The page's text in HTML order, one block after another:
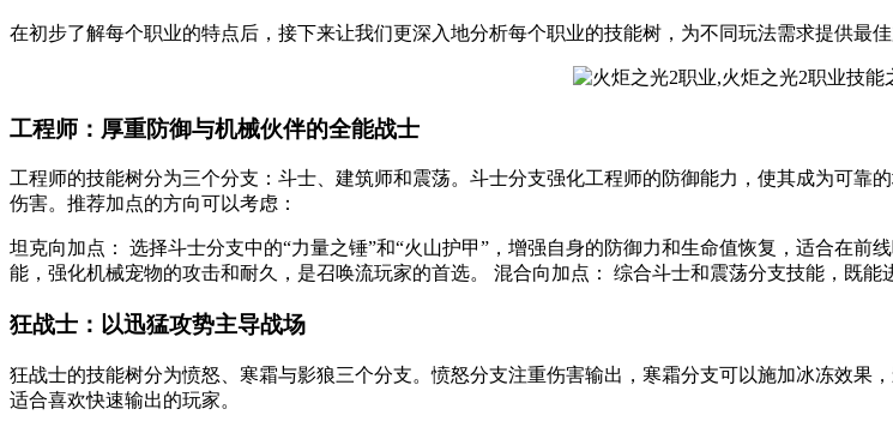
在初步了解每个职业的特点后，接下来让我们更深入地分析每个职业的技能树，为不同玩法需求提供最佳
工程师：厚重防御与机械伙伴的全能战士
工程师的技能树分为三个分支：斗士、建筑师和震荡。斗士分支强化工程师的防御能力，使其成为可靠
伤害。推荐加点的方向可以考虑：
坦克向加点： 选择斗士分支中的“力量之锤”和“火山护甲”，增强自身的防御力和生命值恢复，适合在前
能，强化机械宠物的攻击和耐久，是召唤流玩家的首选。 混合向加点： 综合斗士和震荡分支技能，既
狂战士：以迅猛攻势主导战场
狂战士的技能树分为愤怒、寒霜与影狼三个分支。愤怒分支注重伤害输出，寒霜分支可以施加冰冻效果
适合喜欢快速输出的玩家。